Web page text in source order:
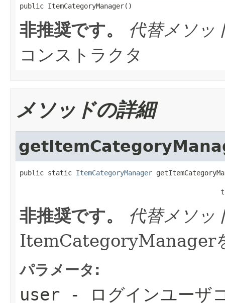
public ItemCategoryManager()
非推奨です。
代替メソッ
コンストラクタ
メソッドの詳細
public static ItemCategoryManager
非推奨です。
代替メソッ
ItemCategoryManager
パラメータ:
user - ログインユーザ